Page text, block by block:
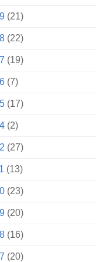
(21)
(22)
(19)
(7)
(17)
(2)
(27)
(13)
(23)
(20)
(16)
(20)